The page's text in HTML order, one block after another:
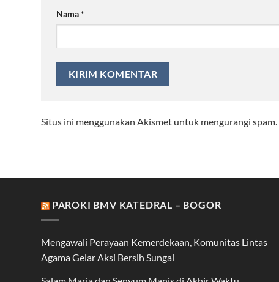
Nama*
Situs ini menggunakan Akismet untuk mengurangi spam.
PAROKI BMV KATEDRAL – BOGOR
Mengawali Perayaan Kemerdekaan, Komunitas Lintas
Agama Gelar Aksi Bersih Sungai